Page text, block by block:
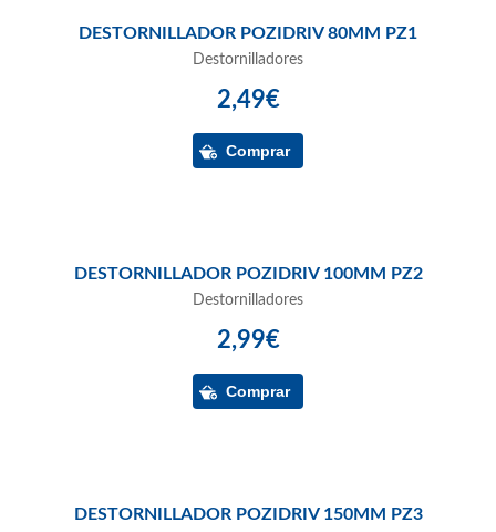
DESTORNILLADOR POZIDRIV 80MM PZ1
Destornilladores
2,49€
DESTORNILLADOR POZIDRIV 100MM PZ2
Destornilladores
2,99€
DESTORNILLADOR POZIDRIV 150MM PZ3